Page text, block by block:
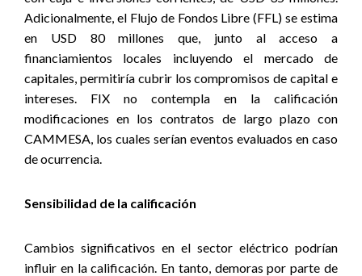
Adicionalmente, el Flujo de Fondos Libre (FFL) se estima
en USD 80 millones que, junto al acceso a
financiamientos locales incluyendo el mercado de
capitales, permitiría cubrir los compromisos de capital e
intereses. FIX no contempla en la calificación
modificaciones en los contratos de largo plazo con
CAMMESA, los cuales serían eventos evaluados en caso
de ocurrencia.
Sensibilidad de la calificación
Cambios significativos en el sector eléctrico podrían
influir en la calificación. En tanto, demoras por parte de